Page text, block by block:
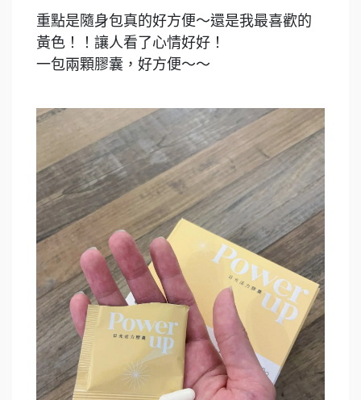
重點是隨身包真的好方便～還是我最喜歡的
黃色！！讓人看了心情好好！
一包兩顆膠囊，好方便～～